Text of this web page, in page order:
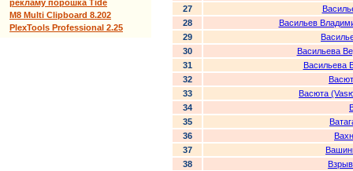
рекламу порошка Tide
M8 Multi Clipboard 8.202
PlexTools Professional 2.25
27
28
Васильев
29
30
Васильева
31
Васильева
32
33
Васюта
34
35
36
37
38